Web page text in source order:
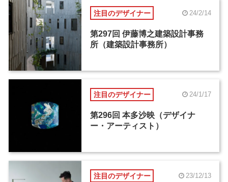
注目のデザイナー 24/2/14
第297回 伊藤博之建築設計事務
所（建築設計事務所）
注目のデザイナー 24/1/17
第296回 本多沙映（デザイナ
ー・アーティスト）
注目のデザイナー 23/12/13